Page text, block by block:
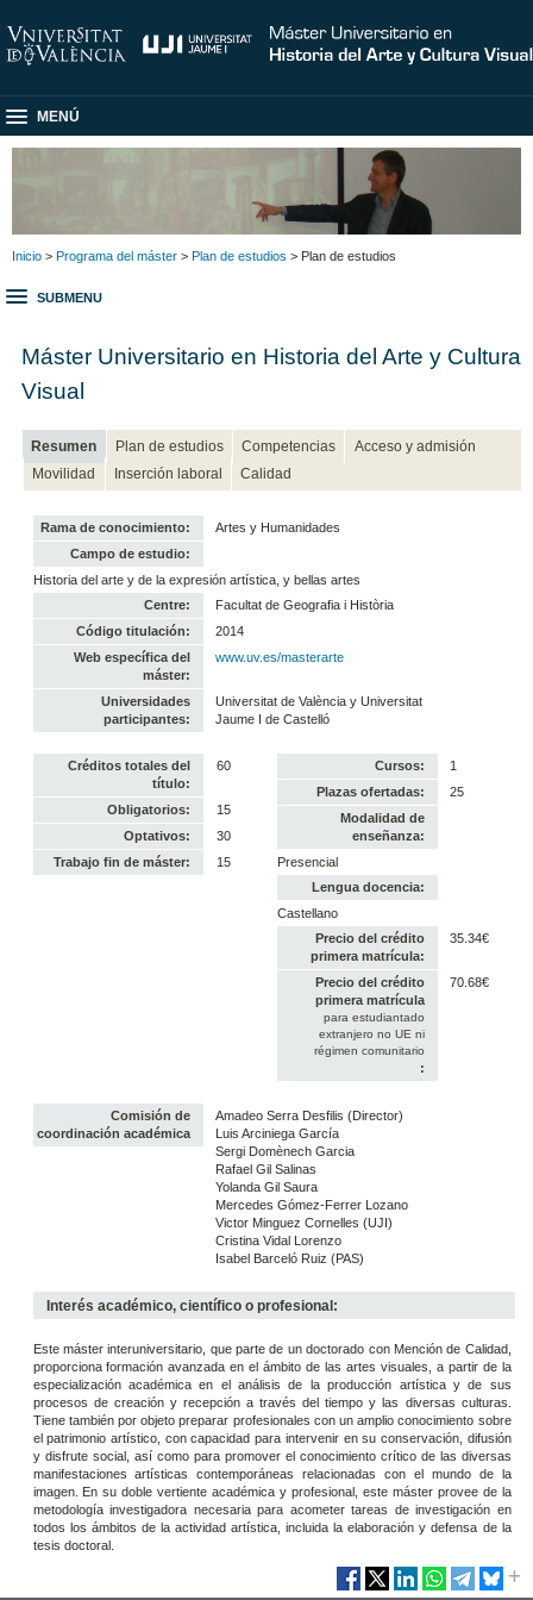
MENÚ
Inicio > Programa del máster > Plan de estudios > Plan de estudios
SUBMENU
Máster Universitario en Historia del Arte y Cultura
Visual
Resumen Plan de estudios Competencias
Acceso y admisión
Movilidad
Inserción laboral Calidad
Rama de conocimiento:
Artes y Humanidades
Campo de estudio:
Historia del arte y de la expresión artística, y bellas artes
Centre:
Facultat de Geografia i Història
Código titulación:
2014
Web específica del
máster:
www.uv.es/masterarte
Universidades
participantes:
Universitat de València y Universitat
Jaume I de Castelló
Créditos totales del
título:
60
Obligatorios:
15
Optativos:
30
Trabajo fin de máster:
15
Cursos:
1
Plazas ofertadas:
25
Modalidad de
enseñanza:
Presencial
Lengua docencia:
Castellano
Precio del crédito
primera matrícula:
35.34€
Precio del crédito
primera matrícula
para estudiantado
extranjero no UE ni
régimen comunitario
:
70.68€
Comisión de
coordinación académica
Amadeo Serra Desfilis (Director)
Luis Arciniega García
Sergi Domènech Garcia
Rafael Gil Salinas
Yolanda Gil Saura
Mercedes Gómez-Ferrer Lozano
Victor Minguez Cornelles (UJI)
Cristina Vidal Lorenzo
Isabel Barceló Ruiz (PAS)
Interés académico, científico o profesional:
Este máster interuniversitario, que parte de un doctorado con Mención de Calidad,
proporciona formación avanzada en el ámbito de las artes visuales, a partir de la
especialización académica en el análisis de la producción artística y de sus
procesos de creación y recepción a través del tiempo y las diversas culturas.
Tiene también por objeto preparar profesionales con un amplio conocimiento sobre
el patrimonio artístico, con capacidad para intervenir en su conservación, difusión
y disfrute social, así como para promover el conocimiento crítico de las diversas
manifestaciones artísticas contemporáneas relacionadas con el mundo de la
imagen. En su doble vertiente académica y profesional, este máster provee de la
metodología investigadora necesaria para acometer tareas de investigación en
todos los ámbitos de la actividad artística, incluida la elaboración y defensa de la
tesis doctoral.